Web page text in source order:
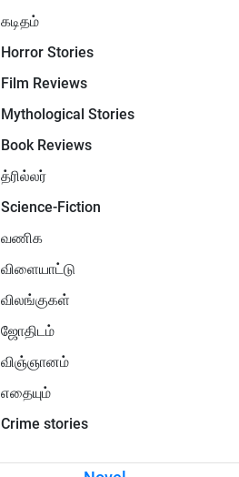
கடிதம்
Horror Stories
Film Reviews
Mythological Stories
Book Reviews
த்ரில்லர்
Science-Fiction
வணிக
விளையாட்டு
விலங்குகள்
ஜோதிடம்
விஞ்ஞானம்
எதையும்
Crime stories